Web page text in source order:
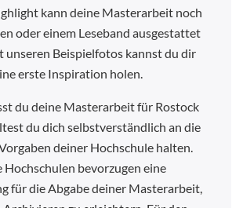
kann deine Masterarbeit noch
oder einem Leseband ausgestattet
unseren Beispielfotos kannst du dir
erste Inspiration holen.
du deine Masterarbeit für Rostock
du dich selbstverständlich an die
deiner Hochschule halten.
Hochschulen bevorzugen eine
für die Abgabe deiner Masterarbeit,